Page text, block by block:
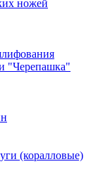
ножей
"Черепашка"
(коралловые)